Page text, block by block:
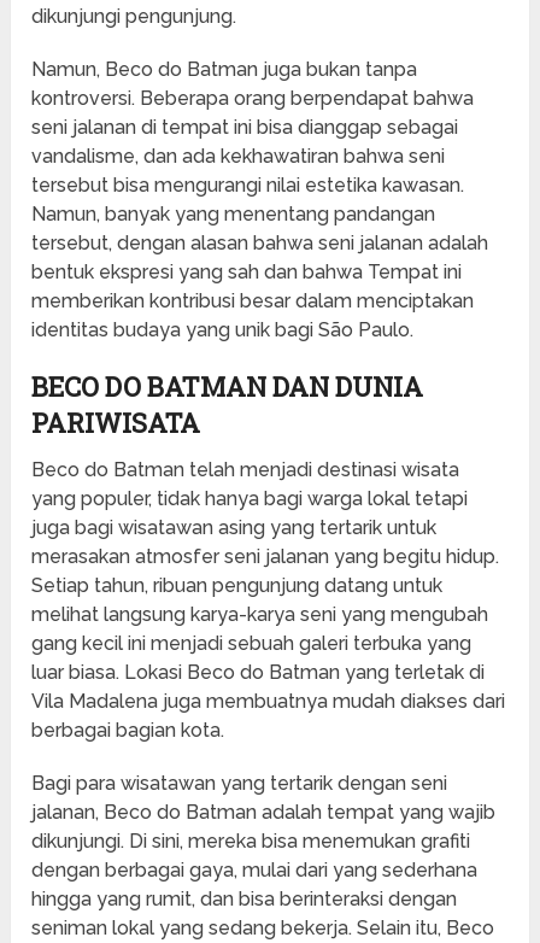
dikunjungi pengunjung.
Namun, Beco do Batman juga bukan tanpa
kontroversi. Beberapa orang berpendapat bahwa
seni jalanan di tempat ini bisa dianggap sebagai
vandalisme, dan ada kekhawatiran bahwa seni
tersebut bisa mengurangi nilai estetika kawasan.
Namun, banyak yang menentang pandangan
tersebut, dengan alasan bahwa seni jalanan adalah
bentuk ekspresi yang sah dan bahwa Tempat ini
memberikan kontribusi besar dalam menciptakan
identitas budaya yang unik bagi São Paulo.
BECO DO BATMAN DAN DUNIA
PARIWISATA
Beco do Batman telah menjadi destinasi wisata
yang populer, tidak hanya bagi warga lokal tetapi
juga bagi wisatawan asing yang tertarik untuk
merasakan atmosfer seni jalanan yang begitu hidup.
Setiap tahun, ribuan pengunjung datang untuk
melihat langsung karya-karya seni yang mengubah
gang kecil ini menjadi sebuah galeri terbuka yang
luar biasa. Lokasi Beco do Batman yang terletak di
Vila Madalena juga membuatnya mudah diakses dari
berbagai bagian kota.
Bagi para wisatawan yang tertarik dengan seni
jalanan, Beco do Batman adalah tempat yang wajib
dikunjungi. Di sini, mereka bisa menemukan grafiti
dengan berbagai gaya, mulai dari yang sederhana
hingga yang rumit, dan bisa berinteraksi dengan
seniman lokal yang sedang bekerja. Selain itu, Beco